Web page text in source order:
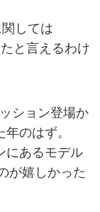
しては
と言えるわけ
ション登場か
のはず。
にあるモデル
が嬉しかった